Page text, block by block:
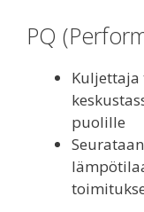
PQ
Kuljettaja
puolille